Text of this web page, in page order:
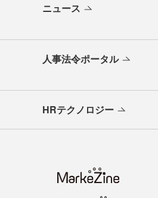
ニュース
人事法令ポータル
HRテクノロジー